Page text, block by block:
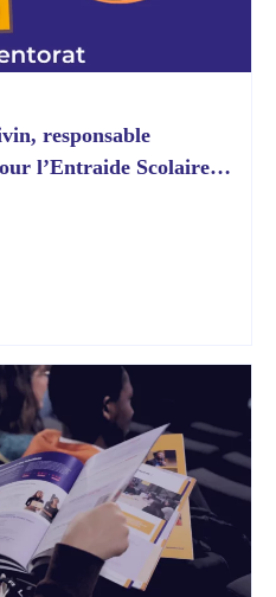
responsable
l’Entraide Scolaire